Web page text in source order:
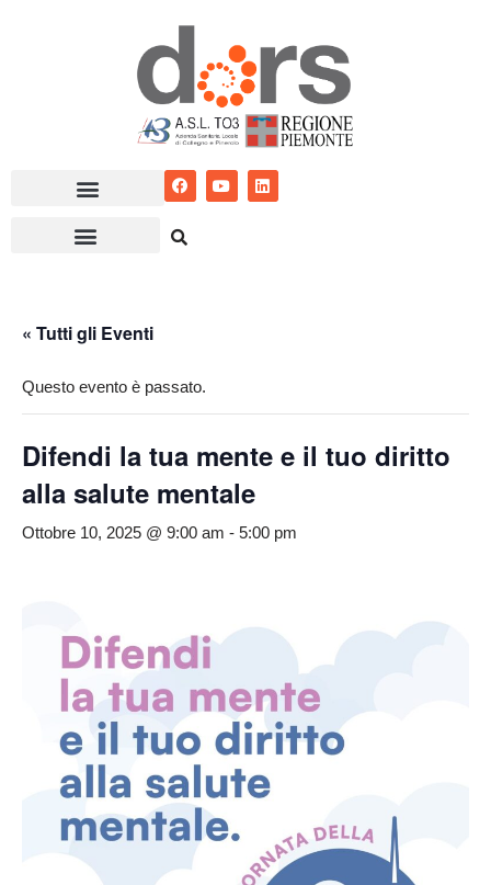
« Tutti gli Eventi
Questo evento è passato.
Difendi la tua mente e il tuo diritto
alla salute mentale
Ottobre 10, 2025 @ 9:00 am - 5:00 pm